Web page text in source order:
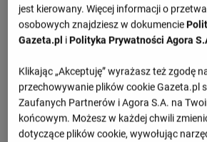
Przegląd
Wiktor Biedrzycki
Marko Bozic
(72')
Informacje o
jest kierowany. Więcej informacji o
osobowych znajdziesz w dokumencie
Gazeta.pl iPolityka Prywatności Agora
Klikając „Akceptuję” wyrażasz też zgodę
przechowywanie plików cookie Gazeta.pl
Zaufanych Partnerów i Agora S.A. na
końcowym. Możesz w każdej chwili
dotyczące plików cookie, wywołując